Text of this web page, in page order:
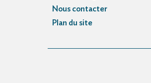
Nous contacter
Plan du site